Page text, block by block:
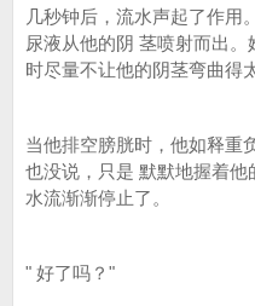
几秒钟后，流水声起了作用
尿液从他的阴 茎喷射而出
时尽量不让他的阴茎弯曲得
当他排空膀胱时，他如释重
也没说，只是 默默地握着他
水流渐渐停止了。
" 好了吗？"